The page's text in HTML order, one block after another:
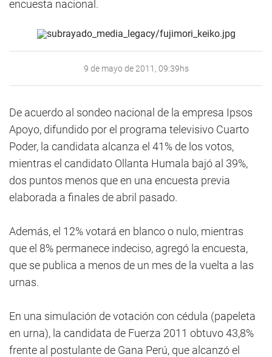
encuesta nacional.
9 de mayo de 2011, 09:39hs
De acuerdo al sondeo nacional de la empresa Ipsos
Apoyo, difundido por el programa televisivo Cuarto
Poder, la candidata alcanza el 41% de los votos,
mientras el candidato Ollanta Humala bajó al 39%,
dos puntos menos que en una encuesta previa
elaborada a finales de abril pasado.
Además, el 12% votará en blanco o nulo, mientras
que el 8% permanece indeciso, agregó la encuesta,
que se publica a menos de un mes de la vuelta a las
urnas.
En una simulación de votación con cédula (papeleta
en urna), la candidata de Fuerza 2011 obtuvo 43,8%
frente al postulante de Gana Perú, que alcanzó el